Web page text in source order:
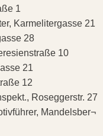
1
Karmelitergasse 21
28
10
21
12
Roseggerstr. 27
Mandelsber¬